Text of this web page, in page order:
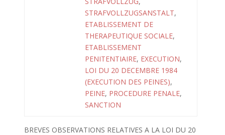
STRAFVOLLZUGSANSTALT,
ETABLISSEMENT DE
THERAPEUTIQUE SOCIALE,
ETABLISSEMENT
PENITENTIAIRE, EXECUTION,
LOI DU 20 DECEMBRE 1984
(EXECUTION DES PEINES),
PEINE, PROCEDURE PENALE,
SANCTION
BREVES OBSERVATIONS RELATIVES A LA LOI DU 20